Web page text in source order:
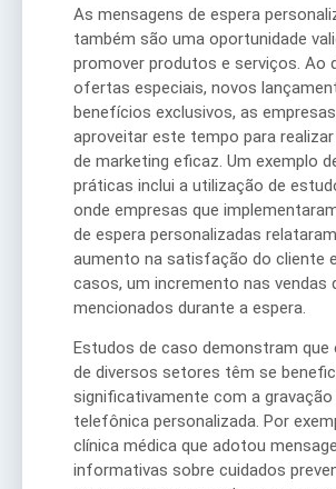
As mensagens de espera
também são uma oportunidade
promover produtos e serviços. Ao
ofertas especiais, novos
benefícios exclusivos, as
aproveitar este tempo para
de marketing eficaz. Um exemplo
práticas inclui a utilização de
onde empresas que
de espera personalizadas
aumento na satisfação do cliente
casos, um incremento nas vendas
mencionados durante a espera.
Estudos de caso demonstram que
de diversos setores têm se
significativamente com a gravação
telefônica personalizada. Por
clínica médica que adotou
informativas sobre cuidados